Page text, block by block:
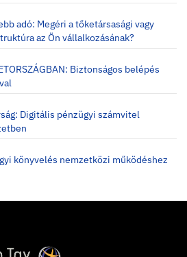
adó: Megéri a tőketársasági vagy
az Ön vállalkozásának?
Biztonságos belépés
Digitális pénzügyi számvitel
könyvelés nemzetközi működéshez